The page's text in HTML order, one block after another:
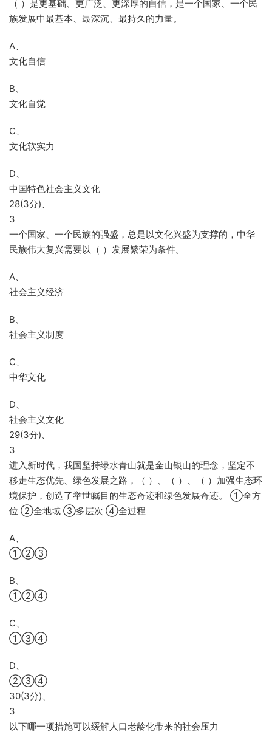
（ ）是更基础、更广泛、更深厚的自信，是一个国家、一个民
族发展中最基本、最深沉、最持久的力量。
A、
文化自信
B、
文化自觉
C、
文化软实力
D、
中国特色社会主义文化
28(3分)、
3
一个国家、一个民族的强盛，总是以文化兴盛为支撑的，中华
民族伟大复兴需要以（ ）发展繁荣为条件。
A、
社会主义经济
B、
社会主义制度
C、
中华文化
D、
社会主义文化
29(3分)、
3
进入新时代，我国坚持绿水青山就是金山银山的理念，坚定不
移走生态优先、绿色发展之路，（ ）、（ ）、（ ）加强生态环
境保护，创造了举世瞩目的生态奇迹和绿色发展奇迹。 ①全方
位 ②全地域 ③多层次 ④全过程
A、
①②③
B、
①②④
C、
①③④
D、
②③④
30(3分)、
3
以下哪一项措施可以缓解人口老龄化带来的社会压力